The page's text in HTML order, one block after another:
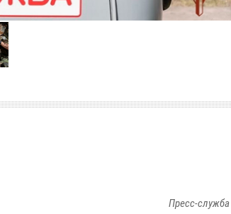
Пресс-служба